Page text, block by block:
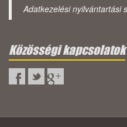
Adatkezelési nyilvántartási
Közösségi kapcsolatok